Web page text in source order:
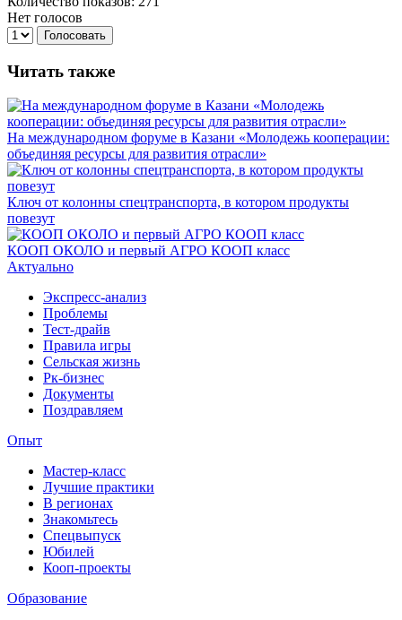
Нет голосов
Голосовать
Читать также
На международном форуме в Казани «Молодежь кооперации:
объединяя ресурсы для развития отрасли»
Ключ от колонны спецтранспорта, в котором продукты
повезут
КООП ОКОЛО и первый АГРО КООП класс
Актуально
Экспресс-анализ
Проблемы
Тест-драйв
Правила игры
Сельская жизнь
Рк-бизнес
Документы
Поздравляем
Опыт
Мастер-класс
Лучшие практики
В регионах
Знакомьтесь
Спецвыпуск
Юбилей
Кооп-проекты
Образование